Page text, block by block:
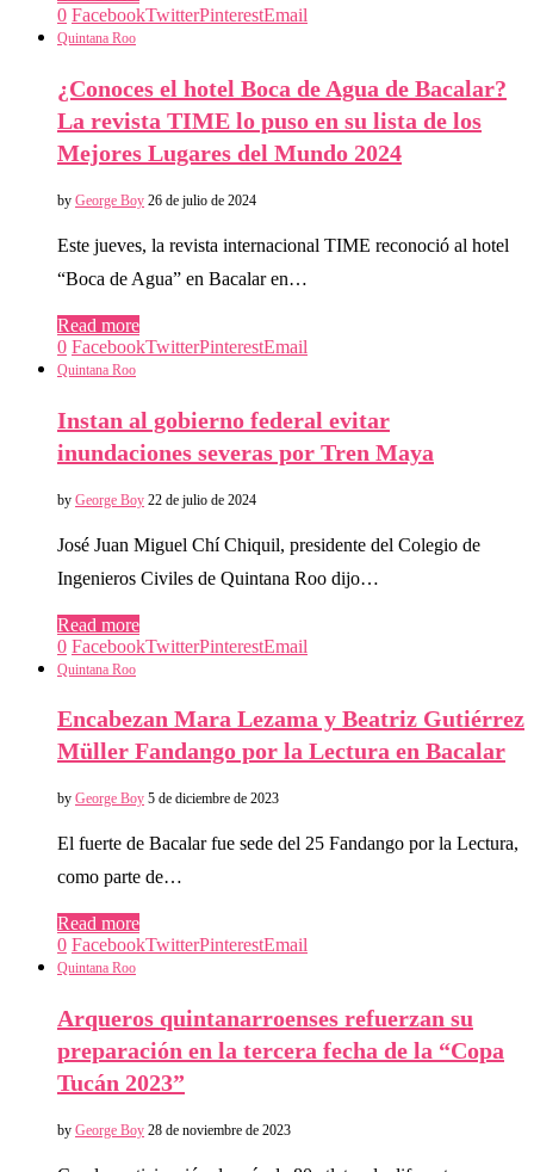
0 FacebookTwitterPinterestEmail
Quintana Roo
¿Conoces el hotel Boca de Agua de Bacalar?
La revista TIME lo puso en su lista de los
Mejores Lugares del Mundo 2024
by George Boy 26 de julio de 2024
Este jueves, la revista internacional TIME reconoció al hotel
“Boca de Agua” en Bacalar en…
Read more
0 FacebookTwitterPinterestEmail
Quintana Roo
Instan al gobierno federal evitar
inundaciones severas por Tren Maya
by George Boy 22 de julio de 2024
José Juan Miguel Chí Chiquil, presidente del Colegio de
Ingenieros Civiles de Quintana Roo dijo…
Read more
0 FacebookTwitterPinterestEmail
Quintana Roo
Encabezan Mara Lezama y Beatriz Gutiérrez
Müller Fandango por la Lectura en Bacalar
by George Boy 5 de diciembre de 2023
El fuerte de Bacalar fue sede del 25 Fandango por la Lectura,
como parte de…
Read more
0 FacebookTwitterPinterestEmail
Quintana Roo
Arqueros quintanarroenses refuerzan su
preparación en la tercera fecha de la “Copa
Tucán 2023”
by George Boy 28 de noviembre de 2023